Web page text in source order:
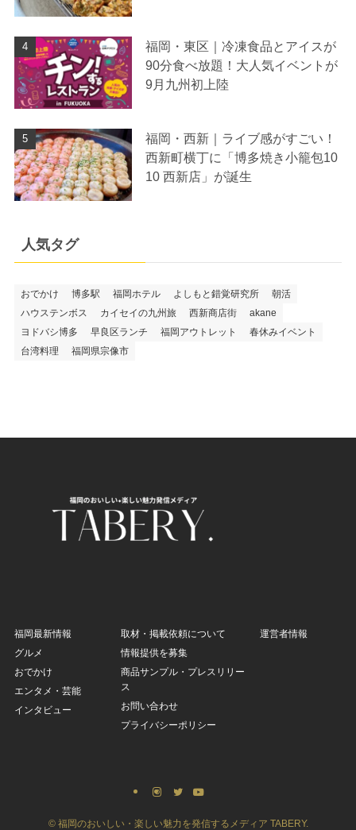
福岡・東区｜冷凍食品とアイスが
90分食べ放題！大人気イベントが
9月九州初上陸
福岡・西新｜ライブ感がすごい！
西新町横丁に「博多焼き小籠包10
10 西新店」が誕生
人気タグ
おでかけ 博多駅 福岡ホテル よしもと錯覚研究所
朝活
ハウステンボス
カイセイの九州旅 西新商店街
akane
ヨドバシ博多
早良区ランチ 福岡アウトレット
春休みイベント
台湾料理
福岡県宗像市
福岡最新情報
グルメ
おでかけ
エンタメ・芸能
インタビュー
取材・掲載依頼について
情報提供を募集
商品サンプル・プレスリリー
ス
お問い合わせ
プライバシーポリシー
運営者情報
©福岡のおいしい・楽しい魅力を発信するメディア TABERY.